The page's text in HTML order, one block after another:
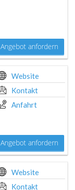
Angebot anfordern
Website
Kontakt
Anfahrt
Angebot anfordern
Website
Kontakt